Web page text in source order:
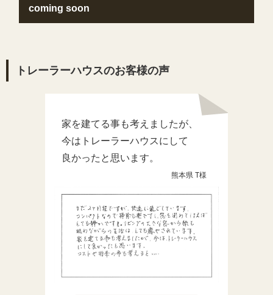
coming soon
トレーラーハウスのお客様の声
家を建てる事も考えましたが、
今はトレーラーハウスにして
良かったと思います。
熊本県 T様